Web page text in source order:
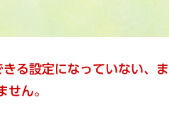
る設定になっていない、
せん。